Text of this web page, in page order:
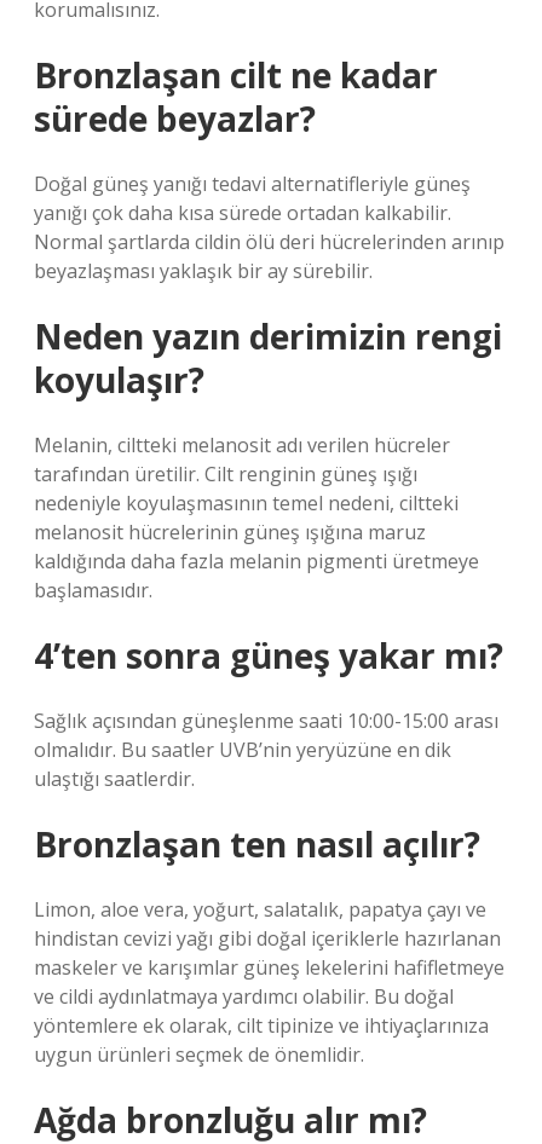
korumalısınız.
Bronzlaşan cilt ne kadar
sürede beyazlar?
Doğal güneş yanığı tedavi alternatifleriyle güneş
yanığı çok daha kısa sürede ortadan kalkabilir.
Normal şartlarda cildin ölü deri hücrelerinden arınıp
beyazlaşması yaklaşık bir ay sürebilir.
Neden yazın derimizin rengi
koyulaşır?
Melanin, ciltteki melanosit adı verilen hücreler
tarafından üretilir. Cilt renginin güneş ışığı
nedeniyle koyulaşmasının temel nedeni, ciltteki
melanosit hücrelerinin güneş ışığına maruz
kaldığında daha fazla melanin pigmenti üretmeye
başlamasıdır.
4’ten sonra güneş yakar mı?
Sağlık açısından güneşlenme saati 10:00-15:00 arası
olmalıdır. Bu saatler UVB’nin yeryüzüne en dik
ulaştığı saatlerdir.
Bronzlaşan ten nasıl açılır?
Limon, aloe vera, yoğurt, salatalık, papatya çayı ve
hindistan cevizi yağı gibi doğal içeriklerle hazırlanan
maskeler ve karışımlar güneş lekelerini hafifletmeye
ve cildi aydınlatmaya yardımcı olabilir. Bu doğal
yöntemlere ek olarak, cilt tipinize ve ihtiyaçlarınıza
uygun ürünleri seçmek de önemlidir.
Ağda bronzluğu alır mı?